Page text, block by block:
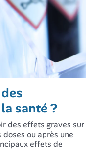
santé ?
des effets graves sur
ou après une
effets de